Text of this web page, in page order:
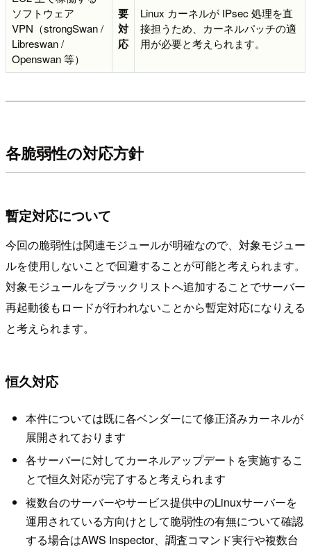
ソフトウェア
VPN（strongSwan /
Libreswan /
Openswan 等）
要
対
応
Linux カーネルが IPsec 処理を直
接担うため、カーネルパッチの適
用が必要と考えられます。
各脆弱性の対応方針
暫定対応について
今回の脆弱性は関連モジュールが明確なので、対象モジュー
ルを使用しないことで回避することが可能と考えられます。
対象モジュールをブラックリストへ追加することでサーバー
再起動後もロードが行われないことから暫定対応になりえる
と考えられます。
恒久対応
本件については既に各ベンダーにて修正済みカーネルが
展開されております
各サーバーに対してカーネルアップデートを実施するこ
とで恒久対応が完了すると考えられます
複数台のサーバーやサービス提供中のLinuxサーバーを
運用されている方向けとして脆弱性の有無について確認
する場合はAWS Inspector、調査コマンド実行や複数台